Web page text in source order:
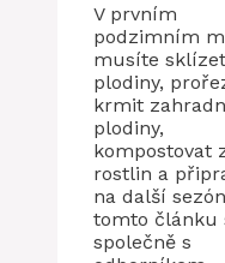
V prvním
podzimním
musíte sklízet
plodiny,
krmit
plodiny,
kompostovat
rostlin a
na další
tomto článku
společně s